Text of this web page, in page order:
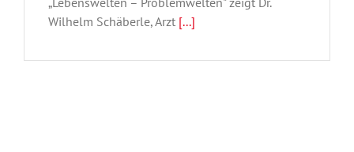
Dr.
Wilhelm Schäberle, Arzt [...]